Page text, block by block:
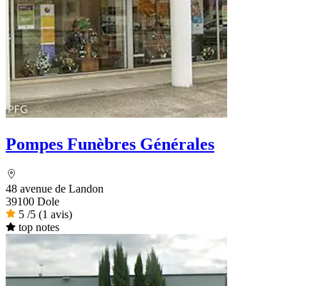
Pompes Funèbres Générales
48 avenue de Landon
39100 Dole
5 /5 (1 avis)
top notes